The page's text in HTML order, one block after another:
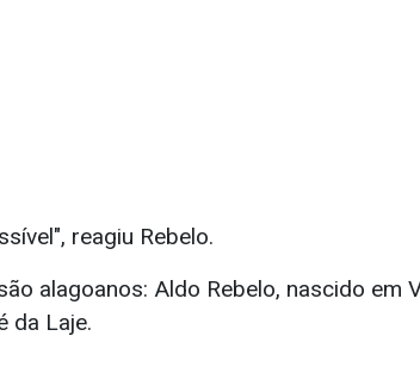
reagiu Rebelo.
alagoanos: Aldo Rebelo, nascido em
da Laje.